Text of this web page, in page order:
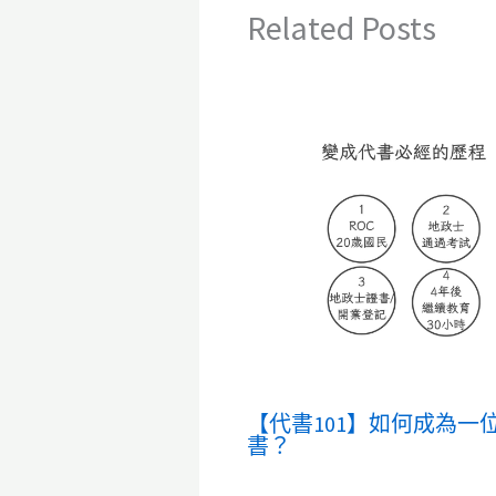
Related Posts
【代書101】如何成為一
書？